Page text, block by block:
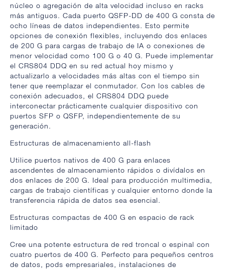
núcleo o agregación de alta velocidad incluso en racks
más antiguos. Cada puerto QSFP-DD de 400 G consta de
ocho líneas de datos independientes. Esto permite
opciones de conexión flexibles, incluyendo dos enlaces
de 200 G para cargas de trabajo de IA o conexiones de
menor velocidad como 100 G o 40 G. Puede implementar
el CRS804 DDQ en su red actual hoy mismo y
actualizarlo a velocidades más altas con el tiempo sin
tener que reemplazar el conmutador. Con los cables de
conexión adecuados, el CRS804 DDQ puede
interconectar prácticamente cualquier dispositivo con
puertos SFP o QSFP, independientemente de su
generación.
Estructuras de almacenamiento all-flash
Utilice puertos nativos de 400 G para enlaces
ascendentes de almacenamiento rápidos o divídalos en
dos enlaces de 200 G. Ideal para producción multimedia,
cargas de trabajo científicas y cualquier entorno donde la
transferencia rápida de datos sea esencial.
Estructuras compactas de 400 G en espacio de rack
limitado
Cree una potente estructura de red troncal o espinal con
cuatro puertos de 400 G. Perfecto para pequeños centros
de datos, pods empresariales, instalaciones de